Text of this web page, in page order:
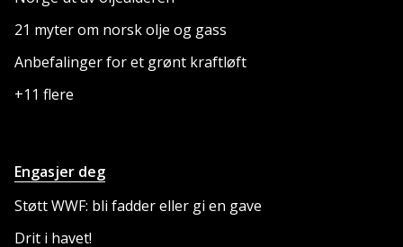
21 myter om norsk olje og gass
Anbefalinger for et grønt kraftløft
+11 flere
Engasjer deg
Støtt WWF: bli fadder eller gi en gave
Drit i havet!